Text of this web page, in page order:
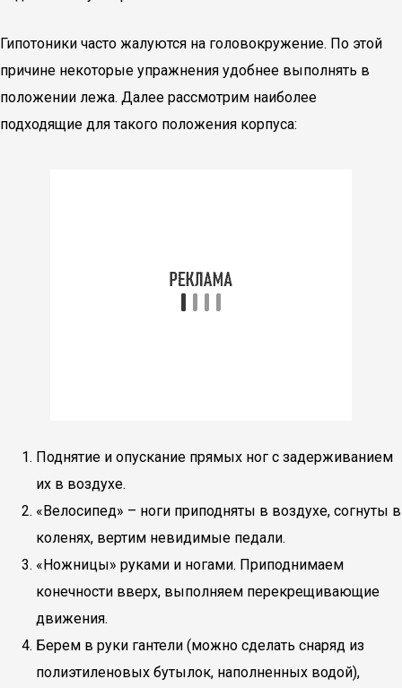
Гипотоники часто жалуются на головокружение. По этой
причине некоторые упражнения удобнее выполнять в
положении лежа. Далее рассмотрим наиболее
подходящие для такого положения корпуса:
Поднятие и опускание прямых ног с задерживанием
их в воздухе.
«Велосипед» – ноги приподняты в воздухе, согнуты в
коленях, вертим невидимые педали.
«Ножницы» руками и ногами. Приподнимаем
конечности вверх, выполняем перекрещивающие
движения.
Берем в руки гантели (можно сделать снаряд из
полиэтиленовых бутылок, наполненных водой),